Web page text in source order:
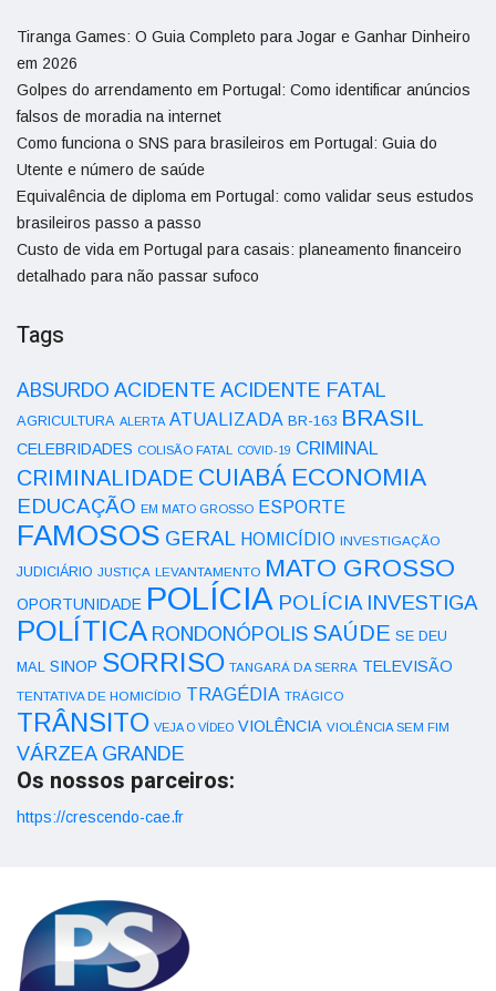
Tiranga Games: O Guia Completo para Jogar e Ganhar Dinheiro
em 2026
Golpes do arrendamento em Portugal: Como identificar anúncios
falsos de moradia na internet
Como funciona o SNS para brasileiros em Portugal: Guia do
Utente e número de saúde
Equivalência de diploma em Portugal: como validar seus estudos
brasileiros passo a passo
Custo de vida em Portugal para casais: planeamento financeiro
detalhado para não passar sufoco
Tags
ABSURDO ACIDENTE ACIDENTE FATAL
AGRICULTURA ALERTA ATUALIZADA BR-163 BRASIL
CELEBRIDADES COLISÃO FATAL COVID-19 CRIMINAL
CRIMINALIDADE CUIABÁ ECONOMIA
EDUCAÇÃO EM MATO GROSSO ESPORTE
FAMOSOS GERAL HOMICÍDIO INVESTIGAÇÃO
JUDICIÁRIO JUSTIÇA LEVANTAMENTO MATO GROSSO
OPORTUNIDADE POLÍCIA POLÍCIA INVESTIGA
POLÍTICA RONDONÓPOLIS SAÚDE SE DEU
MAL SINOP SORRISO TANGARÁ DA SERRA TELEVISÃO
TENTATIVA DE HOMICÍDIO TRAGÉDIA TRÁGICO
TRÂNSITO VEJA O VÍDEO VIOLÊNCIA VIOLÊNCIA SEM FIM
VÁRZEA GRANDE
Os nossos parceiros:
https://crescendo-cae.fr